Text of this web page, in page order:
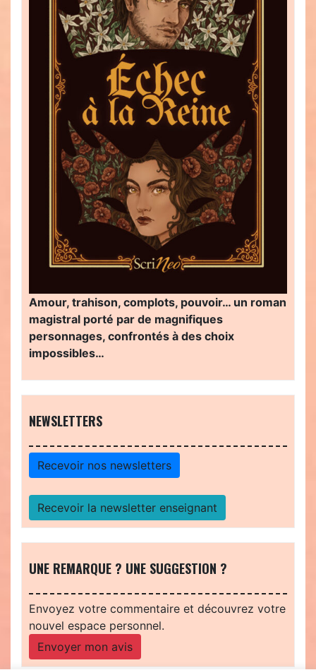
Amour, trahison, complots, pouvoir… un roman
magistral porté par de magnifiques
personnages, confrontés à des choix
impossibles…
NEWSLETTERS
Recevoir nos newsletters
Recevoir la newsletter enseignant
UNE REMARQUE ? UNE SUGGESTION ?
Envoyez votre commentaire et découvrez votre
nouvel espace personnel.
Envoyer mon avis